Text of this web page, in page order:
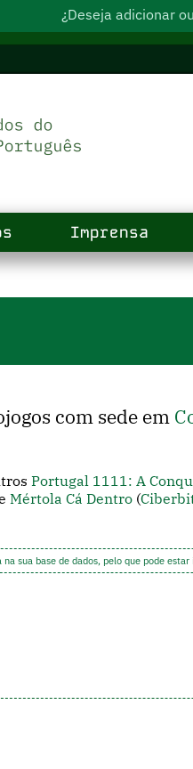
¿Deseja adicionar
Imprensa
com sede em
Portugal 1111: A
Mértola Cá Dentro (
sua base de dados, pelo que pode